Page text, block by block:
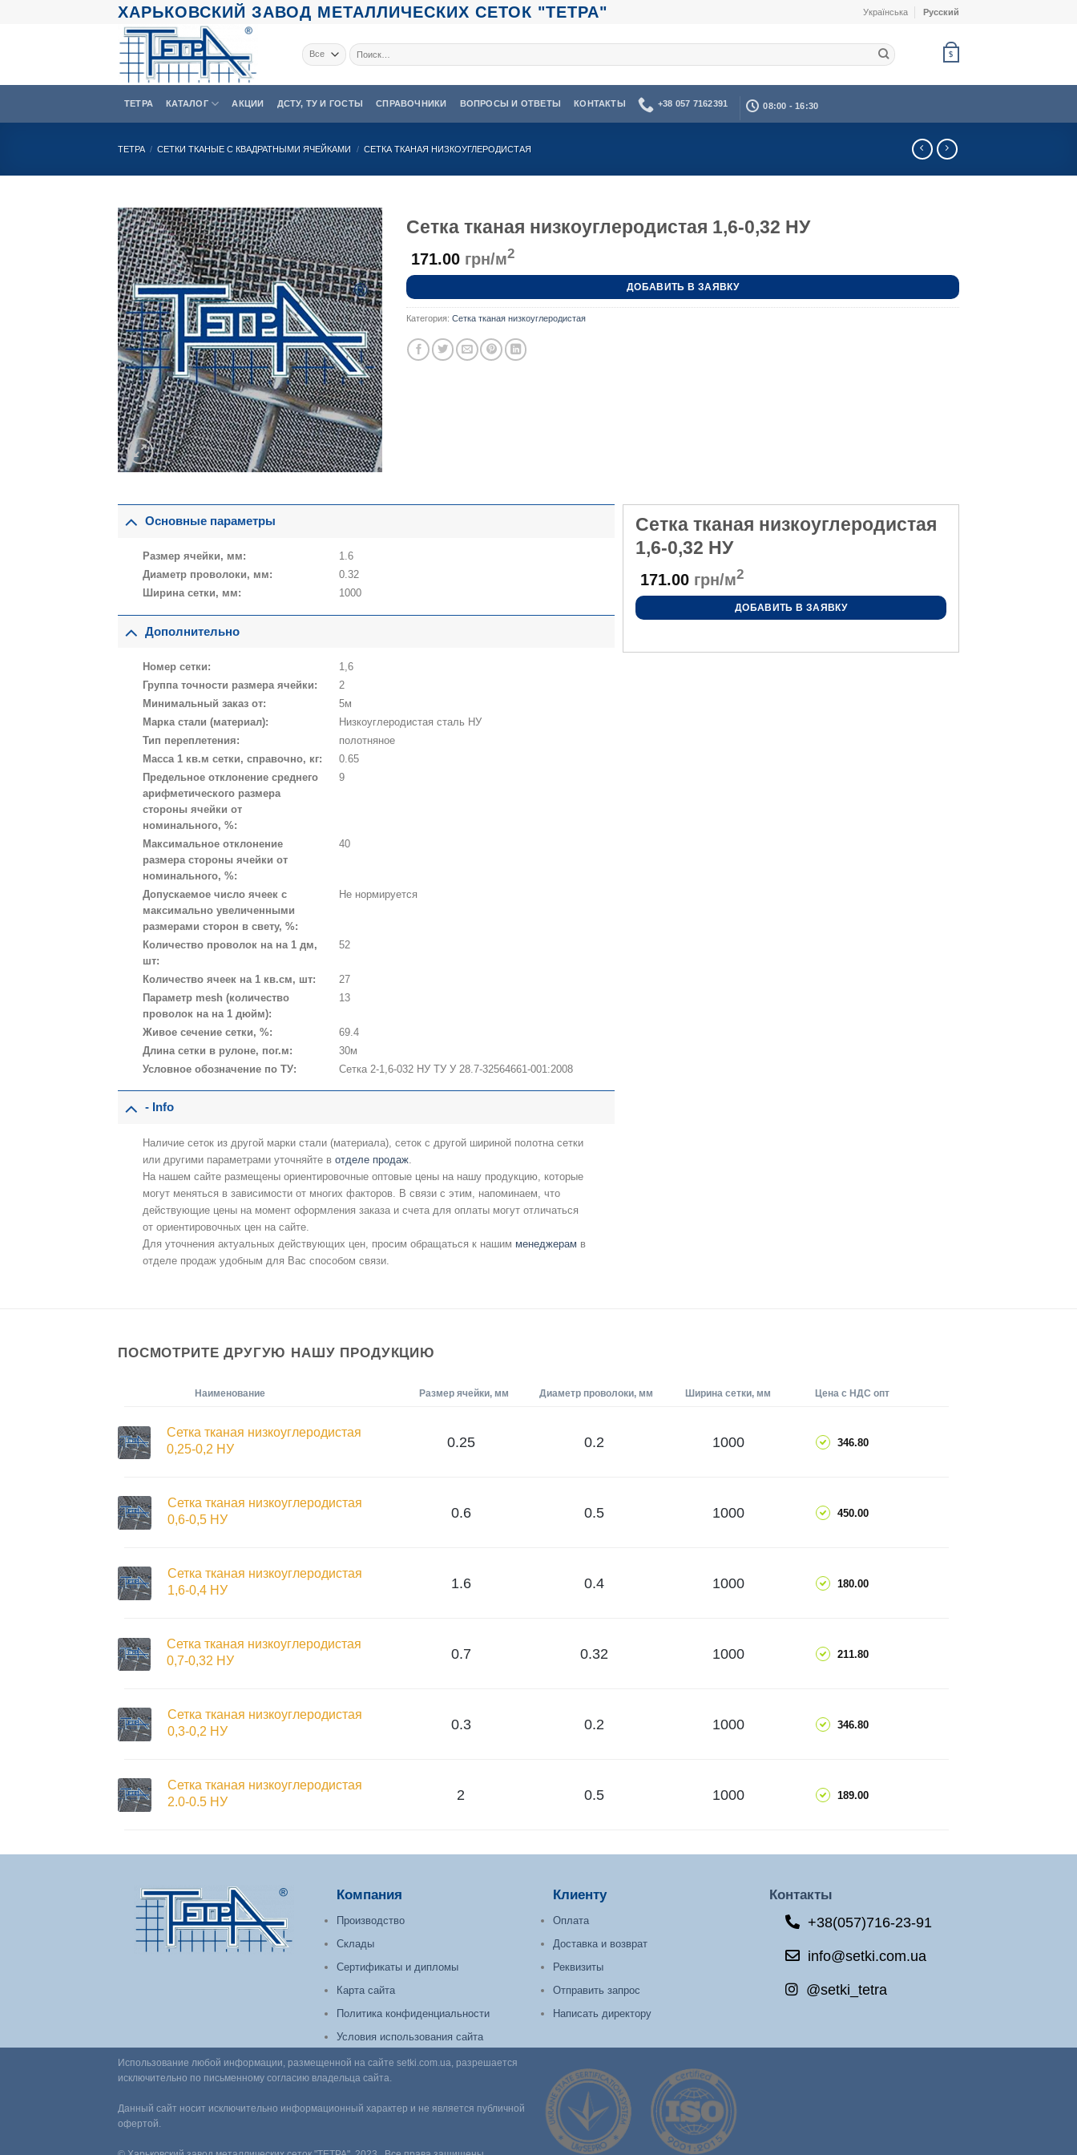
ХАРЬКОВСКИЙ ЗАВОД МЕТАЛЛИЧЕСКИХ СЕТОК "ТЕТРА" Українська Русский
Искать:
$
ТЕТРА КАТАЛОГ АКЦИИ ДСТУ, ТУ И ГОСТЫ СПРАВОЧНИКИ ВОПРОСЫ И ОТВЕТЫ КОНТАКТЫ +38 057 7162391 08:00 - 16:30
ТЕТРА / СЕТКИ ТКАНЫЕ С КВАДРАТНЫМИ ЯЧЕЙКАМИ / СЕТКА ТКАНАЯ НИЗКОУГЛЕРОДИСТАЯ
Сетка тканая низкоуглеродистая 1,6-0,32 НУ
171.00 грн/м2
ДОБАВИТЬ В ЗАЯВКУ
Категория: Сетка тканая низкоуглеродистая
Сетка тканая низкоуглеродистая
1,6-0,32 НУ
171.00 грн/м2
ДОБАВИТЬ В ЗАЯВКУ
Основные параметры
Размер ячейки, мм:
1.6
Диаметр проволоки, мм:
0.32
Ширина сетки, мм:
1000
Дополнительно
Номер сетки:
1,6
Группа точности размера ячейки:
2
Минимальный заказ от:
5м
Марка стали (материал):
Низкоуглеродистая сталь НУ
Тип переплетения:
полотняное
Масса 1 кв.м сетки, справочно, кг:
0.65
Предельное отклонение среднего
арифметического размера
стороны ячейки от
номинального, %:
9
Максимальное отклонение
размера стороны ячейки от
номинального, %:
40
Допускаемое число ячеек с
максимально увеличенными
размерами сторон в свету, %:
Не нормируется
Количество проволок на на 1 дм,
шт:
52
Количество ячеек на 1 кв.см, шт:
27
Параметр mesh (количество
проволок на на 1 дюйм):
13
Живое сечение сетки, %:
69.4
Длина сетки в рулоне, пог.м:
30м
Условное обозначение по ТУ:
Сетка 2-1,6-032 НУ ТУ У 28.7-32564661-001:2008
- Info
Наличие сеток из другой марки стали (материала), сеток с другой шириной полотна сетки
или другими параметрами уточняйте в отделе продаж.
На нашем сайте размещены ориентировочные оптовые цены на нашу продукцию, которые
могут меняться в зависимости от многих факторов. В связи с этим, напоминаем, что
действующие цены на момент оформления заказа и счета для оплаты могут отличаться
от ориентировочных цен на сайте.
Для уточнения актуальных действующих цен, просим обращаться к нашим менеджерам в
отделе продаж удобным для Вас способом связи.
ПОСМОТРИТЕ ДРУГУЮ НАШУ ПРОДУКЦИЮ
Наименование Размер ячейки, мм Диаметр проволоки, мм Ширина сетки, мм Цена с НДС опт
Сетка тканая низкоуглеродистая
0,25-0,2 НУ
0.25 0.2 1000 346.80
Сетка тканая низкоуглеродистая
0,6-0,5 НУ
0.6 0.5 1000 450.00
Сетка тканая низкоуглеродистая
1,6-0,4 НУ
1.6 0.4 1000 180.00
Сетка тканая низкоуглеродистая
0,7-0,32 НУ
0.7 0.32 1000 211.80
Сетка тканая низкоуглеродистая
0,3-0,2 НУ
0.3 0.2 1000 346.80
Сетка тканая низкоуглеродистая
2.0-0.5 НУ
2 0.5 1000 189.00
Компания
Производство
Склады
Сертификаты и дипломы
Карта сайта
Политика конфиденциальности
Условия использования сайта
Клиенту
Оплата
Доставка и возврат
Реквизиты
Отправить запрос
Написать директору
Контакты
+38(057)716-23-91
info@setki.com.ua
@setki_tetra
Использование любой информации, размещенной на сайте setki.com.ua, разрешается
исключительно по письменному согласию владельца сайта.
Данный сайт носит исключительно информационный характер и не является публичной
офертой.